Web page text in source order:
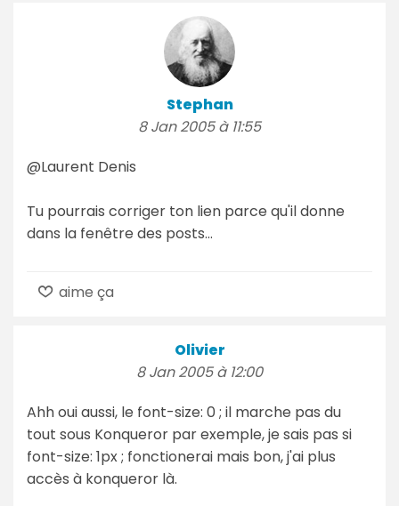
Stephan
8 Jan 2005 à 11:55
@Laurent Denis
Tu pourrais corriger ton lien parce qu'il donne
dans la fenêtre des posts...
aime ça
Olivier
8 Jan 2005 à 12:00
Ahh oui aussi, le font-size: 0 ; il marche pas du
tout sous Konqueror par exemple, je sais pas si
font-size: 1px ; fonctionerai mais bon, j'ai plus
accès à konqueror là.